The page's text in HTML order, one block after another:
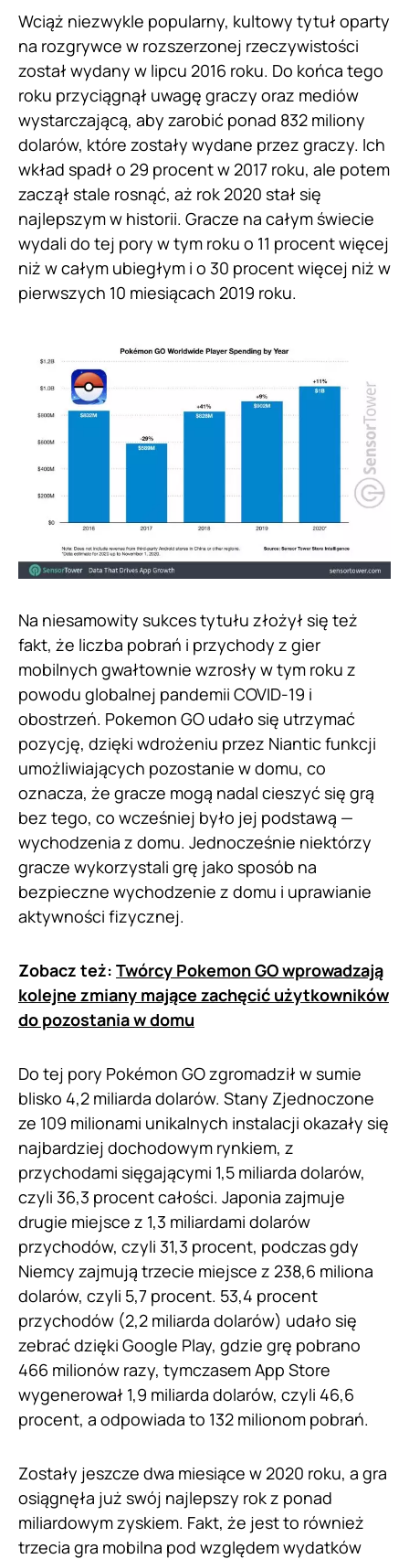
Wciąż niezwykle popularny, kultowy tytuł oparty
na rozgrywce w rozszerzonej rzeczywistości
został wydany w lipcu 2016 roku. Do końca tego
roku przyciągnął uwagę graczy oraz mediów
wystarczającą, aby zarobić ponad 832 miliony
dolarów, które zostały wydane przez graczy. Ich
wkład spadł o 29 procent w 2017 roku, ale potem
zaczął stale rosnąć, aż rok 2020 stał się
najlepszym w historii. Gracze na całym świecie
wydali do tej pory w tym roku o 11 procent więcej
niż w całym ubiegłym i o 30 procent więcej niż w
pierwszych 10 miesiącach 2019 roku.
Na niesamowity sukces tytułu złożył się też
fakt, że liczba pobrań i przychody z gier
mobilnych gwałtownie wzrosły w tym roku z
powodu globalnej pandemii COVID-19 i
obostrzeń. Pokemon GO udało się utrzymać
pozycję, dzięki wdrożeniu przez Niantic funkcji
umożliwiających pozostanie w domu, co
oznacza, że ​​gracze mogą nadal cieszyć się grą
bez tego, co wcześniej było jej podstawą —
wychodzenia z domu. Jednocześnie niektórzy
gracze wykorzystali grę jako sposób na
bezpieczne wychodzenie z domu i uprawianie
aktywności fizycznej.
Zobacz też: Twórcy Pokemon GO wprowadzają
kolejne zmiany mające zachęcić użytkowników
do pozostania w domu
Do tej pory Pokémon GO zgromadził w sumie
blisko 4,2 miliarda dolarów. Stany Zjednoczone
ze 109 milionami unikalnych instalacji okazały się
najbardziej dochodowym rynkiem, z
przychodami sięgającymi 1,5 miliarda dolarów,
czyli 36,3 procent całości. Japonia zajmuje
drugie miejsce z 1,3 miliardami dolarów
przychodów, czyli 31,3 procent, podczas gdy
Niemcy zajmują trzecie miejsce z 238,6 miliona
dolarów, czyli 5,7 procent. 53,4 procent
przychodów (2,2 miliarda dolarów) udało się
zebrać dzięki Google Play, gdzie grę pobrano
466 milionów razy, tymczasem App Store
wygenerował 1,9 miliarda dolarów, czyli 46,6
procent, a odpowiada to 132 milionom pobrań.
Zostały jeszcze dwa miesiące w 2020 roku, a gra
osiągnęła już swój najlepszy rok z ponad
miliardowym zyskiem. Fakt, że jest to również
trzecia gra mobilna pod względem wydatków